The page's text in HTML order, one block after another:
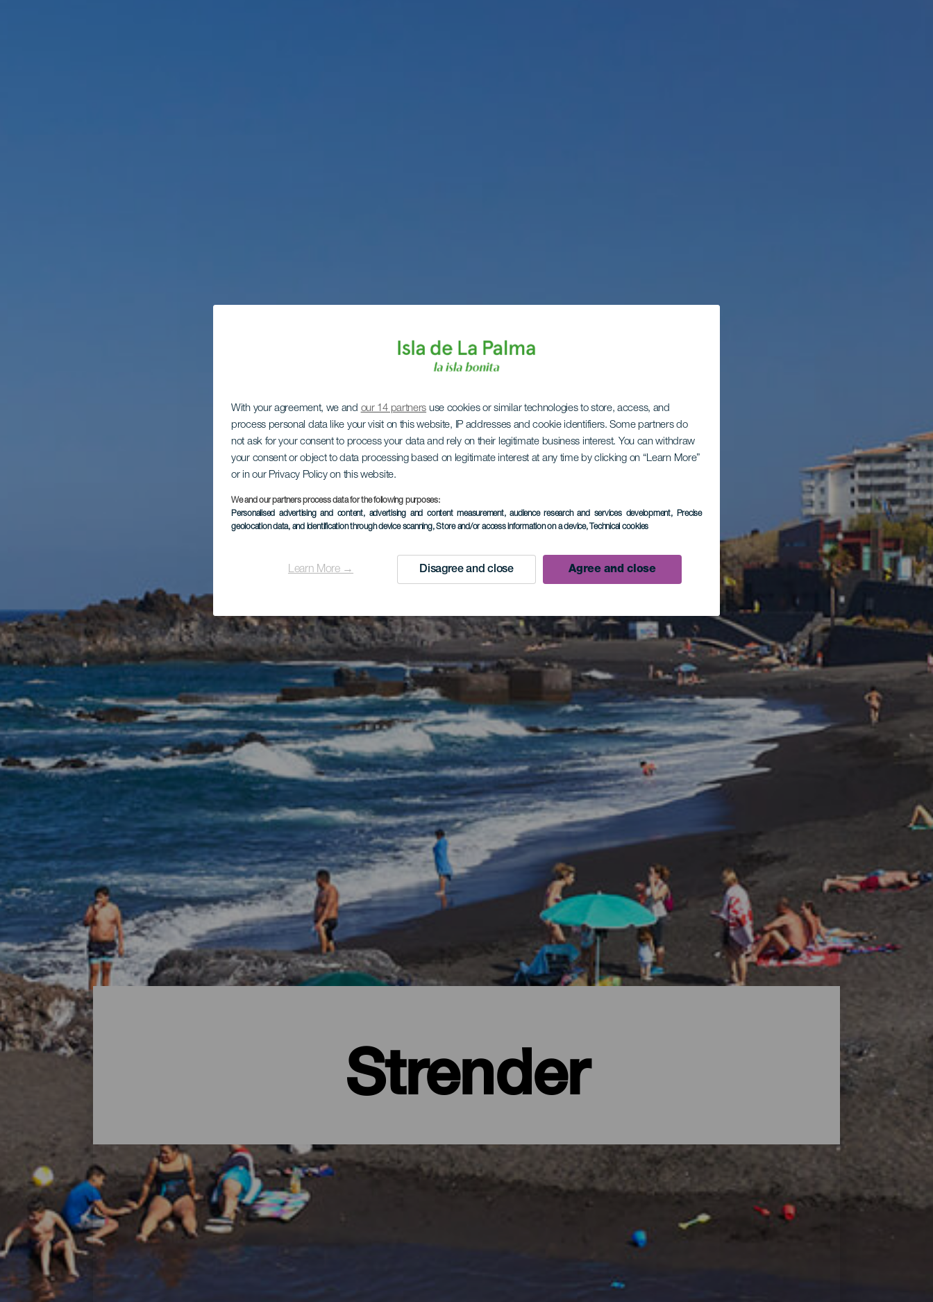
With your agreement, we and our 14 partners use cookies or similar technologies to store, access, and
process personal data like your visit on this website, IP addresses and cookie identifiers. Some partners do
not ask for your consent to process your data and rely on their legitimate business interest. You can withdraw
your consent or object to data processing based on legitimate interest at any time by clicking on “Learn More”
or in our Privacy Policy on this website.
We and our partners process data for the following purposes:
Personalised advertising and content, advertising and content measurement, audience research and services development, Precise
geolocation data, and identification through device scanning, Store and/or access information on a device, Technical cookies
Learn More → Disagree and close Agree and close
Strender
Alle strendene på La Palma
med flotte strender. Det finnes bystrender med alle fasiliteter, store strender hvor du finner din egen plass, og små strender, ved foten av fjell eller